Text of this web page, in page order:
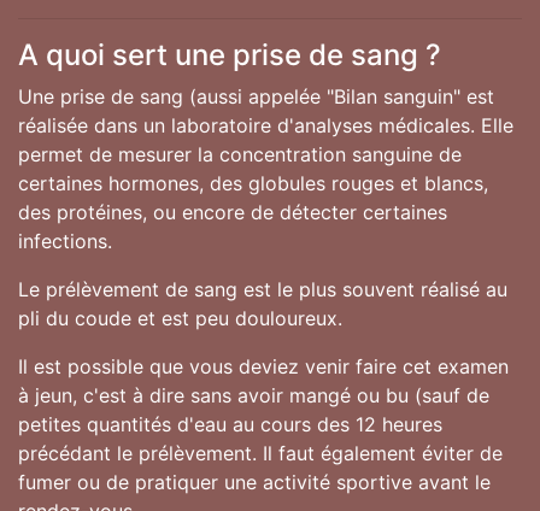
A quoi sert une prise de sang ?
Une prise de sang (aussi appelée "Bilan sanguin" est
réalisée dans un laboratoire d'analyses médicales. Elle
permet de mesurer la concentration sanguine de
certaines hormones, des globules rouges et blancs,
des protéines, ou encore de détecter certaines
infections.
Le prélèvement de sang est le plus souvent réalisé au
pli du coude et est peu douloureux.
Il est possible que vous deviez venir faire cet examen
à jeun, c'est à dire sans avoir mangé ou bu (sauf de
petites quantités d'eau au cours des 12 heures
précédant le prélèvement. Il faut également éviter de
fumer ou de pratiquer une activité sportive avant le